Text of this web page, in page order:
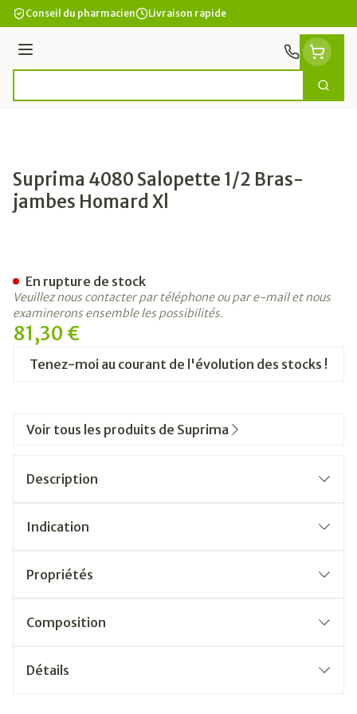
Aller au contenu
Conseil du pharmacien Livraison rapide
Menu
Suprima 4080 Salopette 1/2 Bras-
jambes Homard Xl
81,30 €
Tenez-moi au courant de l'évolution des stocks !
En rupture de stock
Veuillez nous contacter par téléphone ou par e-mail et nous
examinerons ensemble les possibilités.
Voir tous les produits de Suprima
Description
Indication
Propriétés
Composition
Détails